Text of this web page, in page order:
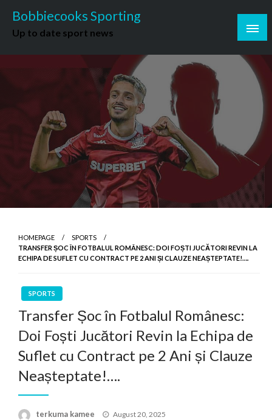
content
Bobbiecooks Sporting
Up to date sport news
HOMEPAGE
SPORTS
TRANSFER ȘOC ÎN FOTBALUL ROMÂNESC: DOI FOȘTI JUCĂTORI REVIN LA
ECHIPA DE SUFLET CU CONTRACT PE 2 ANI ȘI CLAUZE NEAȘTEPTATE!….
SPORTS
Transfer Șoc în Fotbalul Românesc:
Doi Foști Jucători Revin la Echipa de
Suflet cu Contract pe 2 Ani și Clauze
Neașteptate!….
terkuma kamee
Posted
August 20, 2025